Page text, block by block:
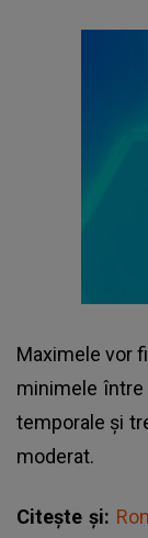
Maximele vor
minimele
temporale și
moderat.
Citește și: